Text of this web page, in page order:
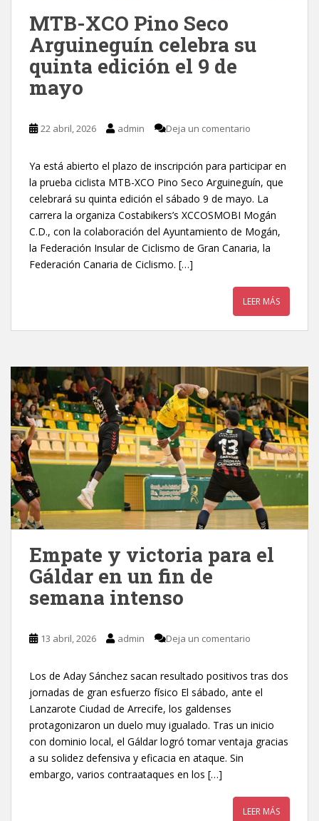
MTB-XCO Pino Seco
Arguineguín celebra su
quinta edición el 9 de
mayo
22 abril, 2026 admin Deja un comentario
Ya está abierto el plazo de inscripción para participar en
la prueba ciclista MTB-XCO Pino Seco Arguineguín, que
celebrará su quinta edición el sábado 9 de mayo. La
carrera la organiza Costabikers’s XCCOSMOBI Mogán
C.D., con la colaboración del Ayuntamiento de Mogán,
la Federación Insular de Ciclismo de Gran Canaria, la
Federación Canaria de Ciclismo. […]
LEER MÁS
Empate y victoria para el
Gáldar en un fin de
semana intenso
13 abril, 2026 admin Deja un comentario
Los de Aday Sánchez sacan resultado positivos tras dos
jornadas de gran esfuerzo físico El sábado, ante el
Lanzarote Ciudad de Arrecife, los galdenses
protagonizaron un duelo muy igualado. Tras un inicio
con dominio local, el Gáldar logró tomar ventaja gracias
a su solidez defensiva y eficacia en ataque. Sin
embargo, varios contraataques en los […]
LEER MÁS